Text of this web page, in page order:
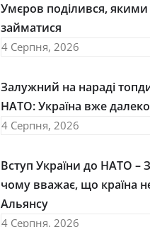
Умєров поділився,
займатися
4 Серпня, 2026
Залужний на нараді
НАТО: Україна вже
4 Серпня, 2026
Вступ України до НАТО –
чому вважає, що країна
Альянсу
4 Серпня, 2026